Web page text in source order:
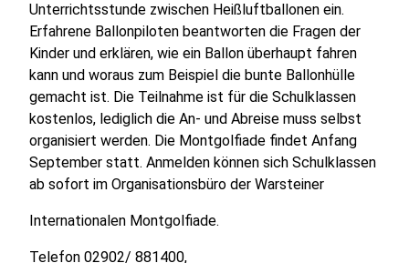
Unterrichtsstunde zwischen Heißluftballonen ein.
Erfahrene Ballonpiloten beantworten die Fragen der
Kinder und erklären, wie ein Ballon überhaupt fahren
kann und woraus zum Beispiel die bunte Ballonhülle
gemacht ist. Die Teilnahme ist für die Schulklassen
kostenlos, lediglich die An- und Abreise muss selbst
organisiert werden. Die Montgolfiade findet Anfang
September statt. Anmelden können sich Schulklassen
ab sofort im Organisationsbüro der Warsteiner
Internationalen Montgolfiade.
Telefon 02902/ 881400,